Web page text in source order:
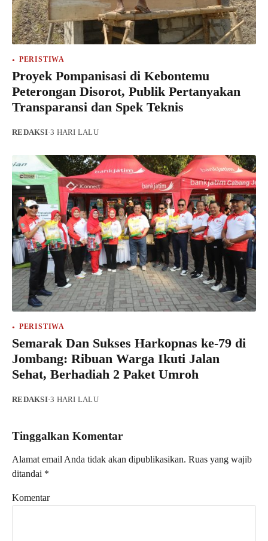
PERISTIWA
Proyek Pompanisasi di Kebontemu
Peterongan Disorot, Publik Pertanyakan
Transparansi dan Spek Teknis
REDAKSI·3 HARI LALU
PERISTIWA
Semarak Dan Sukses Harkopnas ke-79 di
Jombang: Ribuan Warga Ikuti Jalan
Sehat, Berhadiah 2 Paket Umroh
REDAKSI·3 HARI LALU
Tinggalkan Komentar
Alamat email Anda tidak akan dipublikasikan. Ruas yang wajib
ditandai *
Komentar